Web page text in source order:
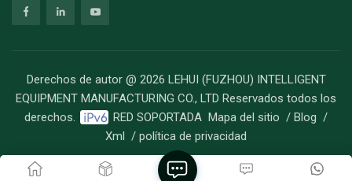
Derechos de autor @ 2026 LEHUI (FUZHOU) INTELLIGENT
EQUIPMENT MANUFACTURING CO., LTD Reservados todos los
derechos.
RED SOPORTADA Mapa del sitio / Blog /
Xml / política de privacidad